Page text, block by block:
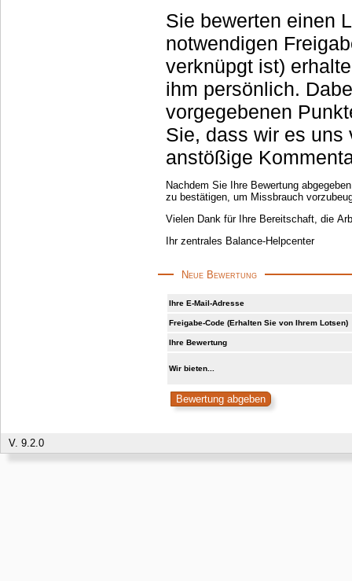
Sie bewerten einen
notwendigen
verknüpgt ist)
ihm persönlich.
vorgegebenen
Sie, dass wir es uns
anstößige
Nachdem Sie Ihre Bewertung
zu bestätigen, um Missbrauch
Vielen Dank für Ihre Bereitschaft, die
Ihr zentrales Balance-Helpcenter
Neue Bewertung
Ihre E-Mail-Adresse
Freigabe-Code (Erhalten Sie von Ihrem Lotsen)
Ihre Bewertung
Wir bieten...
V. 9.2.0